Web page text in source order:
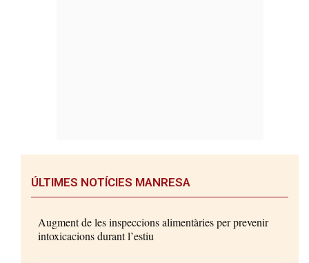
ÚLTIMES NOTÍCIES MANRESA
Augment de les inspeccions alimentàries per prevenir
intoxicacions durant l’estiu